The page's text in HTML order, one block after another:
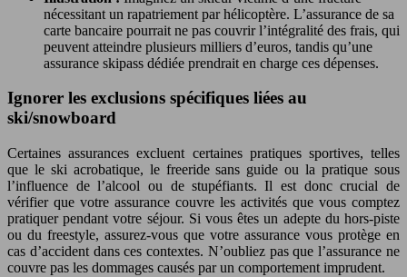
nécessitant un rapatriement par hélicoptère. L’assurance de sa
carte bancaire pourrait ne pas couvrir l’intégralité des frais, qui
peuvent atteindre plusieurs milliers d’euros, tandis qu’une
assurance skipass dédiée prendrait en charge ces dépenses.
Ignorer les exclusions spécifiques liées au
ski/snowboard
Certaines assurances excluent certaines pratiques sportives, telles
que le ski acrobatique, le freeride sans guide ou la pratique sous
l’influence de l’alcool ou de stupéfiants. Il est donc crucial de
vérifier que votre assurance couvre les activités que vous comptez
pratiquer pendant votre séjour. Si vous êtes un adepte du hors-piste
ou du freestyle, assurez-vous que votre assurance vous protège en
cas d’accident dans ces contextes. N’oubliez pas que l’assurance ne
couvre pas les dommages causés par un comportement imprudent.